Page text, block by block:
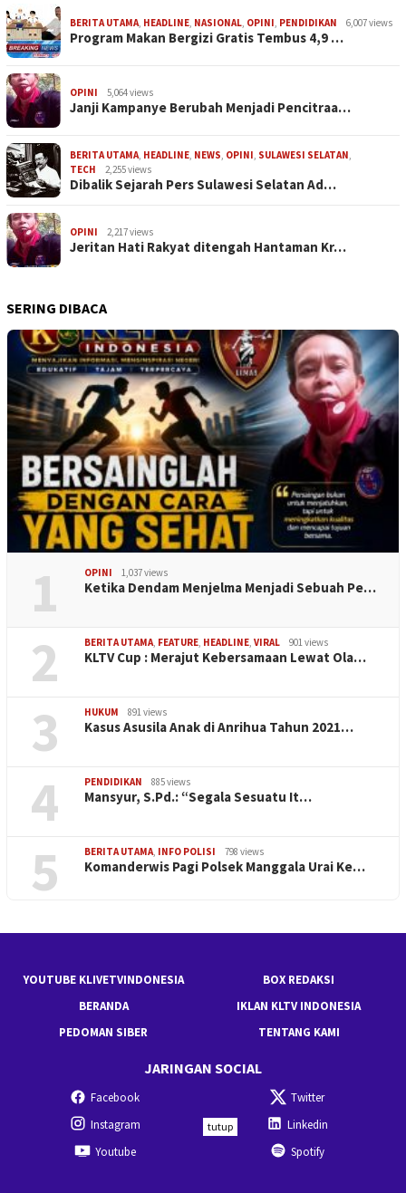
BERITA UTAMA, HEADLINE, NASIONAL, OPINI, PENDIDIKAN 6,007 views
Program Makan Bergizi Gratis Tembus 4,9 …
OPINI 5,064 views
Janji Kampanye Berubah Menjadi Pencitraa…
BERITA UTAMA, HEADLINE, NEWS, OPINI, SULAWESI SELATAN,
TECH
2,255 views
Dibalik Sejarah Pers Sulawesi Selatan Ad…
OPINI 2,217 views
Jeritan Hati Rakyat ditengah Hantaman Kr…
SERING DIBACA
1 OPINI 1,037 views
Ketika Dendam Menjelma Menjadi Sebuah Pe…
2 BERITA UTAMA, FEATURE, HEADLINE, VIRAL 901 views
KLTV Cup : Merajut Kebersamaan Lewat Ola…
3 HUKUM 891 views
Kasus Asusila Anak di Anrihua Tahun 2021…
4 PENDIDIKAN 885 views
Mansyur, S.Pd.: “Segala Sesuatu It…
5 BERITA UTAMA, INFO POLISI 798 views
Komanderwis Pagi Polsek Manggala Urai Ke…
YOUTUBE KLIVETVINDONESIA
BOX REDAKSI
BERANDA
IKLAN KLTV INDONESIA
PEDOMAN SIBER
TENTANG KAMI
JARINGAN SOCIAL
Facebook
Twitter
Instagram
Linkedin
Youtube
Spotify
tutup